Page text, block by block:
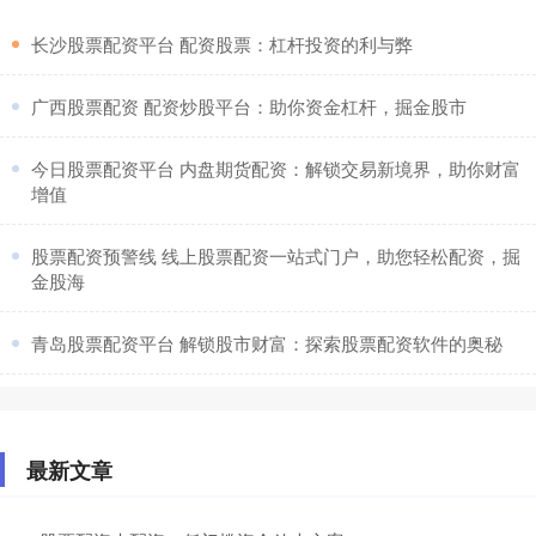
​长沙股票配资平台 配资股票：杠杆投资的利与弊
​广西股票配资 配资炒股平台：助你资金杠杆，掘金股市
​今日股票配资平台 内盘期货配资：解锁交易新境界，助你财富
增值
​股票配资预警线 线上股票配资一站式门户，助您轻松配资，掘
金股海
​青岛股票配资平台 解锁股市财富：探索股票配资软件的奥秘
最新文章